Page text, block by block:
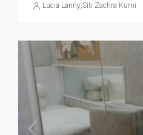
Lucia Lanny,Siti Zachra